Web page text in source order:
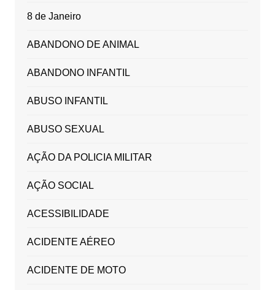
8 de Janeiro
ABANDONO DE ANIMAL
ABANDONO INFANTIL
ABUSO INFANTIL
ABUSO SEXUAL
AÇÃO DA POLICIA MILITAR
AÇÃO SOCIAL
ACESSIBILIDADE
ACIDENTE AÉREO
ACIDENTE DE MOTO